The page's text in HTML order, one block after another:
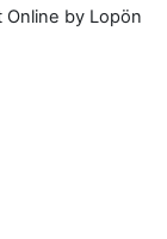
Online by Lopön